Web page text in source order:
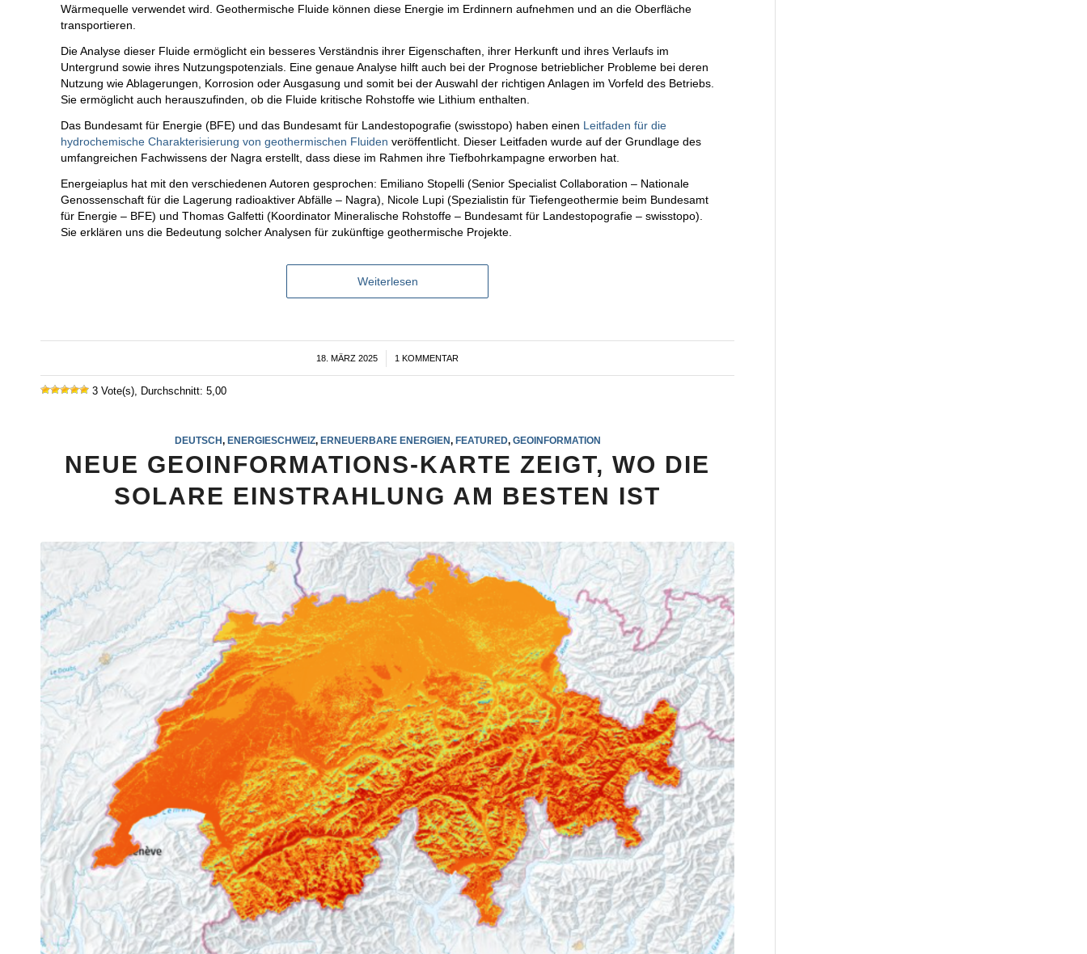
Wärmequelle verwendet wird. Geothermische Fluide können diese Energie im Erdinnern aufnehmen und an die Oberfläche
transportieren.
Die Analyse dieser Fluide ermöglicht ein besseres Verständnis ihrer Eigenschaften, ihrer Herkunft und ihres Verlaufs im
Untergrund sowie ihres Nutzungspotenzials. Eine genaue Analyse hilft auch bei der Prognose betrieblicher Probleme bei deren
Nutzung wie Ablagerungen, Korrosion oder Ausgasung und somit bei der Auswahl der richtigen Anlagen im Vorfeld des Betriebs.
Sie ermöglicht auch herauszufinden, ob die Fluide kritische Rohstoffe wie Lithium enthalten.
Das Bundesamt für Energie (BFE) und das Bundesamt für Landestopografie (swisstopo) haben einen Leitfaden für die
hydrochemische Charakterisierung von geothermischen Fluiden veröffentlicht. Dieser Leitfaden wurde auf der Grundlage des
umfangreichen Fachwissens der Nagra erstellt, dass diese im Rahmen ihre Tiefbohrkampagne erworben hat.
Energeiaplus hat mit den verschiedenen Autoren gesprochen: Emiliano Stopelli (Senior Specialist Collaboration – Nationale
Genossenschaft für die Lagerung radioaktiver Abfälle – Nagra), Nicole Lupi (Spezialistin für Tiefengeothermie beim Bundesamt
für Energie – BFE) und Thomas Galfetti (Koordinator Mineralische Rohstoffe – Bundesamt für Landestopografie – swisstopo).
Sie erklären uns die Bedeutung solcher Analysen für zukünftige geothermische Projekte.
Weiterlesen
18. MÄRZ 2025
/ 1 KOMMENTAR
3 Vote(s), Durchschnitt: 5,00
DEUTSCH ENERGIESCHWEIZ, ERNEUERBARE ENERGIEN FEATURED, GEOINFORMATION
NEUE GEOINFORMATIONS-KARTE ZEIGT, WO DIE
SOLARE EINSTRAHLUNG AM BESTEN IST